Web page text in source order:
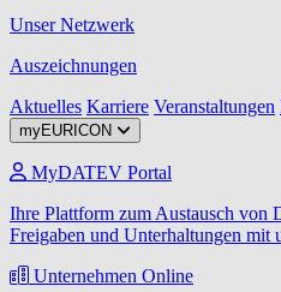
Unser Netzwerk
Auszeichnungen
Aktuelles Karriere Veranstaltungen
myEURICON
MyDATEV Portal
Ihre Plattform zum Austausch von
Freigaben und Unterhaltungen mit
Unternehmen Online